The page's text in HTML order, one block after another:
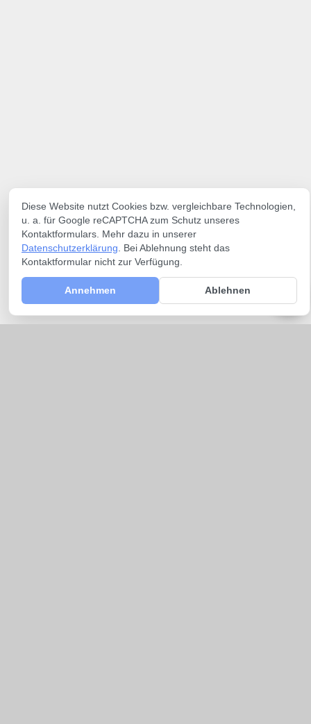
Diese Website nutzt Cookies bzw. vergleichbare Technologien,
u. a. für Google reCAPTCHA zum Schutz unseres
Kontaktformulars. Mehr dazu in unserer
Datenschutzerklärung . Bei Ablehnung steht das
Kontaktformular nicht zur Verfügung.
Annehmen Ablehnen